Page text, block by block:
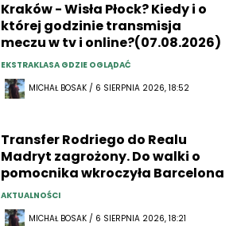
Kraków - Wisła Płock? Kiedy i o
której godzinie transmisja
meczu w tv i online?(07.08.2026)
EKSTRAKLASA GDZIE OGLĄDAĆ
MICHAŁ BOSAK / 6 SIERPNIA 2026, 18:52
Transfer Rodriego do Realu
Madryt zagrożony. Do walki o
pomocnika wkroczyła Barcelona
AKTUALNOŚCI
MICHAŁ BOSAK / 6 SIERPNIA 2026, 18:21